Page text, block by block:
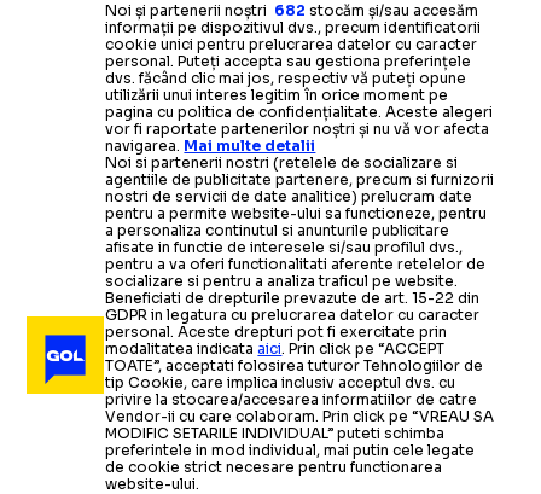
VIDEO: cele mai noi imagini din sport
Unmute
Noi și partenerii noștri 682 stocăm și/sau accesăm
informații pe dispozitivul dvs., precum identificatorii
cookie unici pentru prelucrarea datelor cu caracter
personal. Puteți accepta sau gestiona preferințele
dvs. făcând clic mai jos, respectiv vă puteți opune
utilizării unui interes legitim în orice moment pe
pagina cu politica de confidențialitate. Aceste alegeri
vor fi raportate partenerilor noștri și nu vă vor afecta
navigarea. Mai multe detalii
Noi si partenerii nostri (retelele de socializare si
agentiile de publicitate partenere, precum si furnizorii
nostri de servicii de date analitice) prelucram date
pentru a permite website-ului sa functioneze, pentru
a personaliza continutul si anunturile publicitare
afisate in functie de interesele si/sau profilul dvs.,
pentru a va oferi functionalitati aferente retelelor de
socializare si pentru a analiza traficul pe website.
Beneficiati de drepturile prevazute de art. 15-22 din
GDPR in legatura cu prelucrarea datelor cu caracter
personal. Aceste drepturi pot fi exercitate prin
modalitatea indicataaici. Prin click pe “ACCEPT
TOATE”, acceptati folosirea tuturor Tehnologiilor de
tip Cookie, care implica inclusiv acceptul dvs. cu
privire la stocarea/accesarea informatiilor de catre
Vendor-ii cu care colaboram. Prin click pe “VREAU SA
MODIFIC SETARILE INDIVIDUAL” puteti schimba
preferintele in mod individual, mai putin cele legate
de cookie strict necesare pentru functionarea
website-ului.